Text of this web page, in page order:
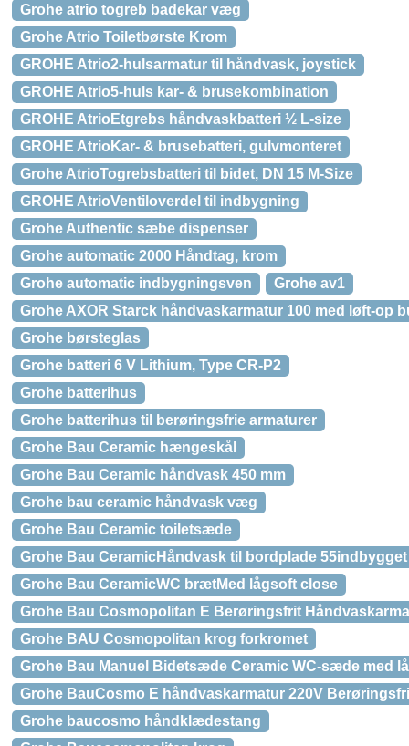
Grohe atrio togreb badekar væg
Grohe Atrio Toiletbørste Krom
GROHE Atrio2-hulsarmatur til håndvask, joystick
GROHE Atrio5-huls kar- & brusekombination
GROHE AtrioEtgrebs håndvaskbatteri ½ L-size
GROHE AtrioKar- & brusebatteri, gulvmonteret
Grohe AtrioTogrebsbatteri til bidet, DN 15 M-Size
GROHE AtrioVentiloverdel til indbygning
Grohe Authentic sæbe dispenser
Grohe automatic 2000 Håndtag, krom
Grohe automatic indbygningsven
Grohe av1
Grohe AXOR Starck håndvaskarmatur 100 med løft-op
Grohe børsteglas
Grohe batteri 6 V Lithium, Type CR-P2
Grohe batterihus
Grohe batterihus til berøringsfrie armaturer
Grohe Bau Ceramic hængeskål
Grohe Bau Ceramic håndvask 450 mm
Grohe bau ceramic håndvask væg
Grohe Bau Ceramic toiletsæde
Grohe Bau CeramicHåndvask til bordplade 55indbygget
Grohe Bau CeramicWC brætMed lågsoft close
Grohe Bau Cosmopolitan E Berøringsfrit
Grohe BAU Cosmopolitan krog forkromet
Grohe Bau Manuel Bidetsæde Ceramic WC-sæde med
Grohe BauCosmo E håndvaskarmatur 220V
Grohe baucosmo håndklædestang